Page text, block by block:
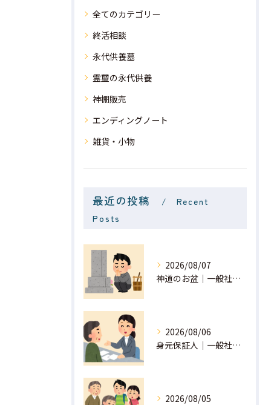
全てのカテゴリー
終活相談
永代供養墓
霊璽の永代供養
神棚販売
エンディングノート
雑貨・小物
最近の投稿
Recent
Posts
2026/08/07
神道のお盆｜一般社団法人 星月
2026/08/06
身元保証人｜一般社団法人 星月
2026/08/05